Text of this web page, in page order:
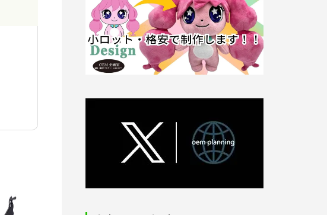
オリジナルトートバッグ